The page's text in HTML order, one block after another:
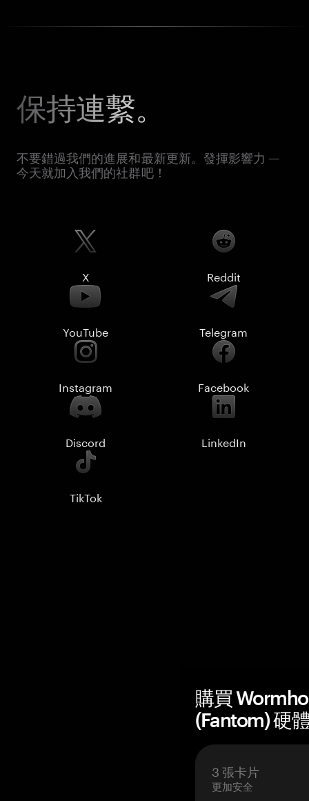
保持連繫。
不要錯過我們的進展和最新更新。發揮影響力 —
今天就加入我們的社群吧！
X Reddit
YouTube Telegram
Instagram Facebook
Discord LinkedIn
TikTok
購買
(Fantom) 硬
3 張卡片
更加安全